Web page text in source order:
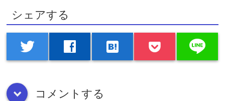
シェアする
twitter facebook hatenabookmark line
down コメントする